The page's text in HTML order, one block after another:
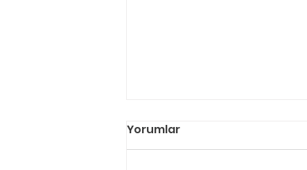
Yorumlar